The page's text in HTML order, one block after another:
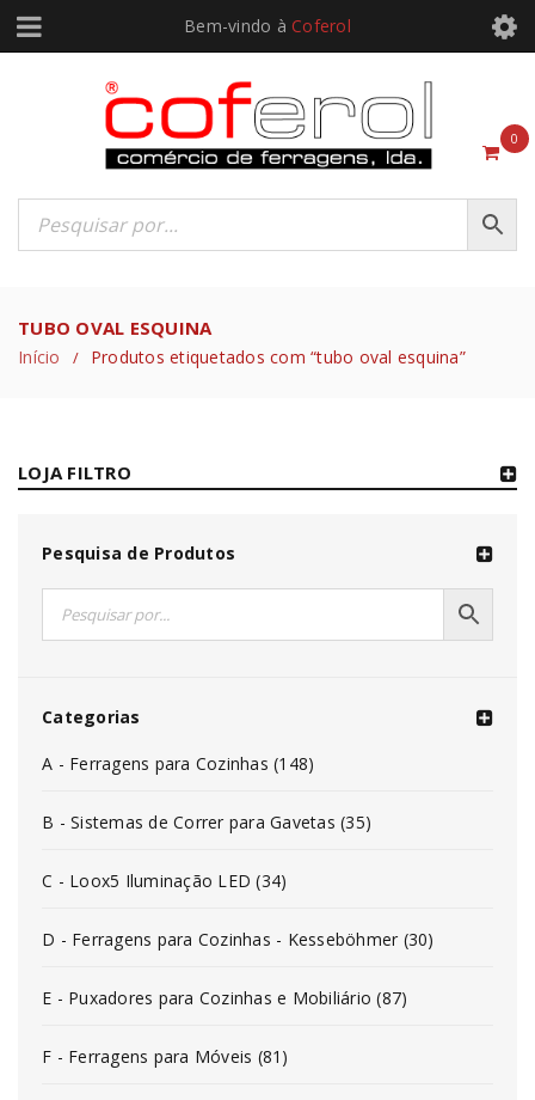
Bem-vindo à Coferol
0
TUBO OVAL ESQUINA
Início / Produtos etiquetados com “tubo oval esquina”
LOJA FILTRO
Pesquisa de Produtos
Categorias
A - Ferragens para Cozinhas (148)
B - Sistemas de Correr para Gavetas (35)
C - Loox5 Iluminação LED (34)
D - Ferragens para Cozinhas - Kesseböhmer (30)
E - Puxadores para Cozinhas e Mobiliário (87)
F - Ferragens para Móveis (81)